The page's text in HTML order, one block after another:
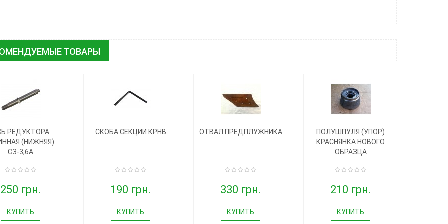
ТОВАРЫ
РЕДУКТОРА
(НИЖНЯЯ)
СЗ-3,6А
250 грн.
КУПИТЬ
СКОБА СЕКЦИИ КРНВ
190 грн.
КУПИТЬ
ОТВАЛ ПРЕДПЛУЖНИКА
330 грн.
КУПИТЬ
ПОЛУШПУЛЯ (УПОР)
КРАСНЯНКА НОВОГО
ОБРАЗЦА
210 грн.
КУПИТЬ